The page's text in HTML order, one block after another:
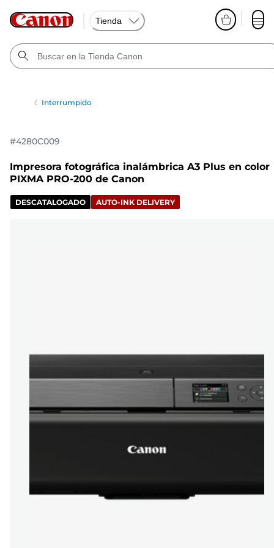
Tienda
Interrumpido
#4280C009
Impresora fotográfica inalámbrica A3 Plus en color
PIXMA PRO-200 de Canon
DESCATALOGADO AUTO-INK DELIVERY